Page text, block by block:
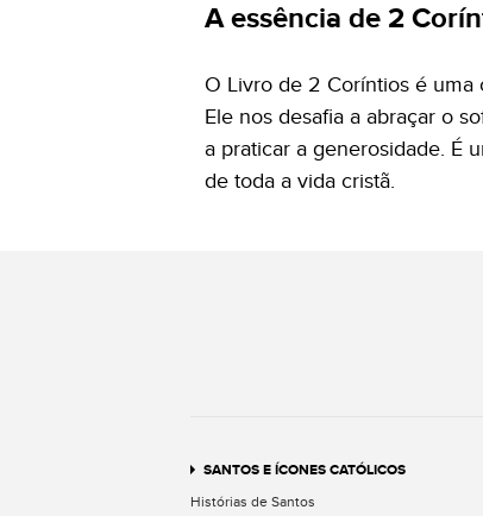
A essência de 2
O Livro de 2 Coríntios é uma
Ele nos desafia a abraçar o
a praticar a generosidade. É
de toda a vida cristã.
SANTOS E ÍCONES CATÓLICOS
Histórias de Santos